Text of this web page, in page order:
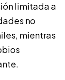
limitada a
no
mientras